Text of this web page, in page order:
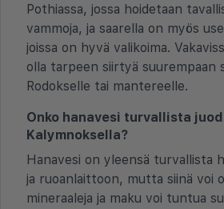
Pothiassa, jossa hoidetaan
vammoja, ja saarella on myös
joissa on hyvä valikoima.
olla tarpeen siirtyä suurempaan
Rodokselle tai mantereelle.
Onko hanavesi turvallista
Kalymnoksella?
Hanavesi on yleensä turvallista
ja ruoanlaittoon, mutta siinä voi
mineraaleja ja maku voi tuntua